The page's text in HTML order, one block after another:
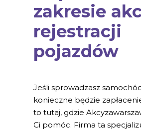
zakresie
rejestracji
pojazdów
Jeśli sprowadzasz
konieczne będzie
to tutaj, gdzie
Ci pomóc. Firma ta